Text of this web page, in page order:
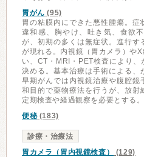
胃がん (95)
胃の粘膜内にできた悪性腫瘍。症
違和感、胸やけ、吐き気、食欲
が、初期の多くは無症状。進行す
が現れる。内視鏡（胃カメラ）や
い、CT・MRI・PET検査により、
決める。基本治療は手術による、
早期がんでは内視鏡治療や腹腔鏡
和目的で薬物療法を行うが、放射
定期検査や経過観察を必要とする。
便秘(183)
診療・治療法
胃カメラ（胃内視鏡検査）
(129)